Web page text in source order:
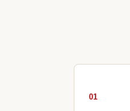
01